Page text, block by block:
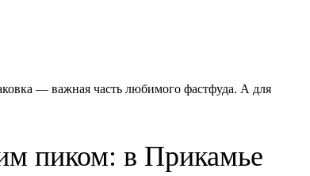
— важная часть любимого фастфуда. А для
пиком: в Прикамье